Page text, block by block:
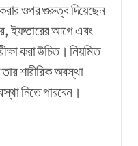
ওপর গুরুত্ব দিয়েছেন
ইফতারের আগে এবং
করা উচিত। নিয়মিত
শারীরিক অবস্থা
নিতে পারবেন।